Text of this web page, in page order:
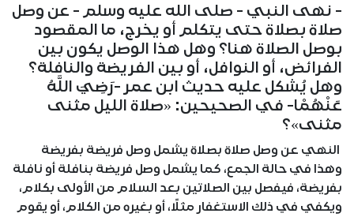
- نهى النبي - صلى الله عليه وسلم - عن وصل
صلاة بصلاة حتى يتكلم أو يخرج، ما المقصود
بوصل الصلاة هنا؟ وهل هذا الوصل يكون بين
الفرائض، أو النوافل، أو بين الفريضة والنافلة؟
وهل يُشكل عليه حديث ابن عمر -رَضِيَ اللَّهُ
عَنْهُمْا- في الصحيحين: «صلاة الليل مثنى
مثنى»؟
النهي عن وصل صلاة بصلاة يشمل وصل فريضة بفريضة
وهذا في حالة الجمع، كما يشمل وصل فريضة بنافلة أو نافلة
بفريضة، فيفصل بين الصلاتين بعد السلام من الأولى بكلام،
ويكفي في ذلك الاستغفار مثلًا، أو بغيره من الكلام، أو يقوم